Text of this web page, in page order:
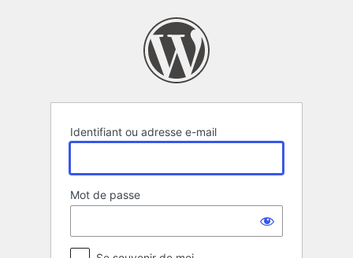
Identifiant ou adresse e-mail
Mot de passe